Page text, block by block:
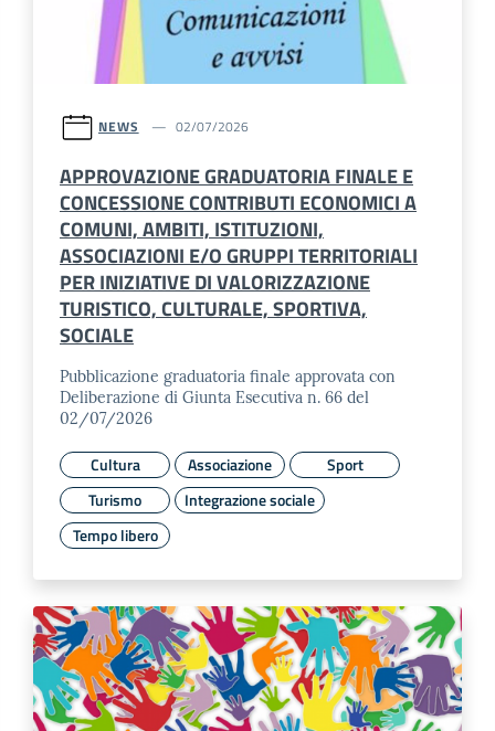
NEWS 02/07/2026
APPROVAZIONE GRADUATORIA FINALE E
CONCESSIONE CONTRIBUTI ECONOMICI A
COMUNI, AMBITI, ISTITUZIONI,
ASSOCIAZIONI E/O GRUPPI TERRITORIALI
PER INIZIATIVE DI VALORIZZAZIONE
TURISTICO, CULTURALE, SPORTIVA,
SOCIALE
Pubblicazione graduatoria finale approvata con
Deliberazione di Giunta Esecutiva n. 66 del
02/07/2026
Cultura Associazione
Sport
Turismo
Integrazione sociale
Tempo libero